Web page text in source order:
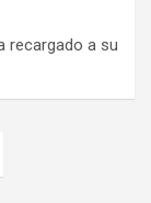
recargado a su